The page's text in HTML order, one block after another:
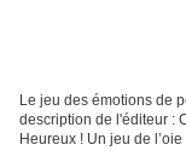
Le jeu des émotions de
description de l'éditeur :
Heureux ! Un jeu de